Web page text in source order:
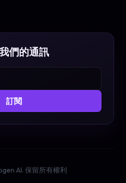
們的通訊
訂閱
AI. 保留所有權利